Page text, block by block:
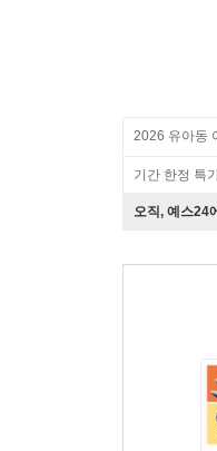
2026 유아동
기간 한정 특
오직, 예스24